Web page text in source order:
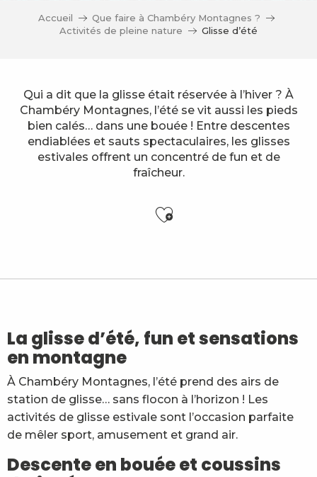
Accueil
Que faire à Chambéry Montagnes ?
Activités de pleine nature
Glisse d’été
Qui a dit que la glisse était réservée à l’hiver ? À
Chambéry Montagnes, l’été se vit aussi les pieds
bien calés… dans une bouée ! Entre descentes
endiablées et sauts spectaculaires, les glisses
estivales offrent un concentré de fun et de
fraîcheur.
Ajouter aux
Wam Park
Big Airbag en bouée
Piste de Luge Tubing - Luge d'été
Randonnée d'1h45 en Mountainboard
La glisse d’été, fun et sensations
en montagne
À Chambéry Montagnes, l’été prend des airs de
station de glisse… sans flocon à l’horizon ! Les
activités de glisse estivale sont l’occasion parfaite
de mêler sport, amusement et grand air.
Descente en bouée et coussins